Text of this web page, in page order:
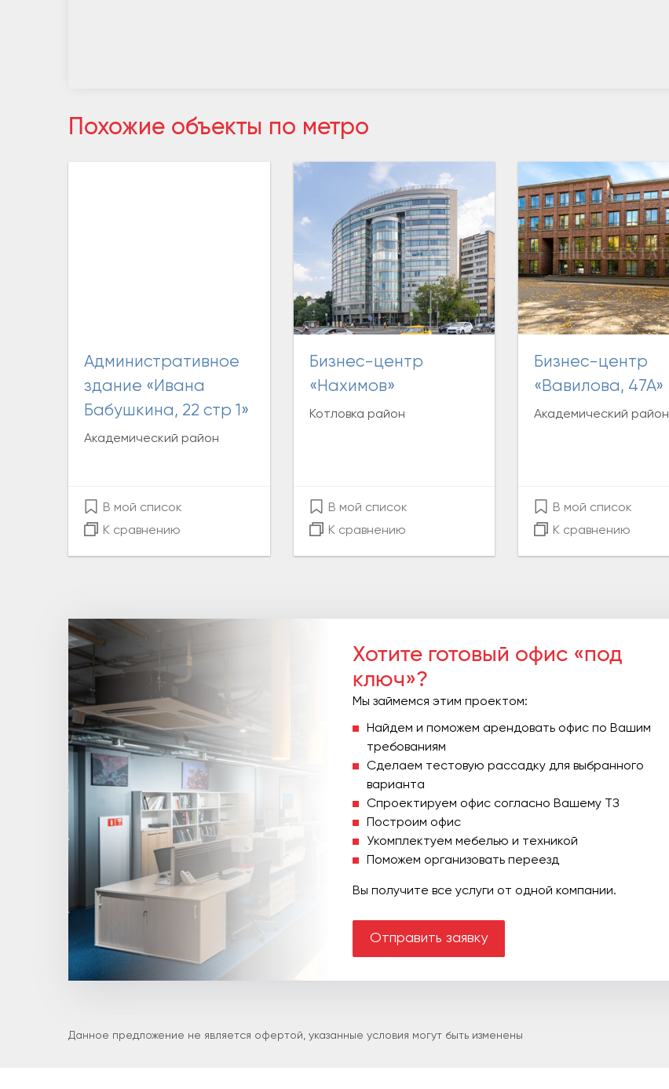
Похожие объекты по метро
Административное
здание «Ивана
Бабушкина, 22 стр 1»
Академический район
В мой список
К сравнению
Бизнес-центр
«Нахимов»
Котловка район
В мой список
К сравнению
Бизнес-центр
«Вавилова, 47А»
Академический район
В мой список
К сравнению
Хотите готовый офис «под
ключ»?
Мы займемся этим проектом:
Найдем и поможем арендовать офис по Вашим
требованиям
Сделаем тестовую рассадку для выбранного
варианта
Спроектируем офис согласно Вашему ТЗ
Построим офис
Укомплектуем мебелью и техникой
Поможем организовать переезд
Вы получите все услуги от одной компании.
Отправить заявку
Данное предложение не является офертой, указанные условия могут быть изменены